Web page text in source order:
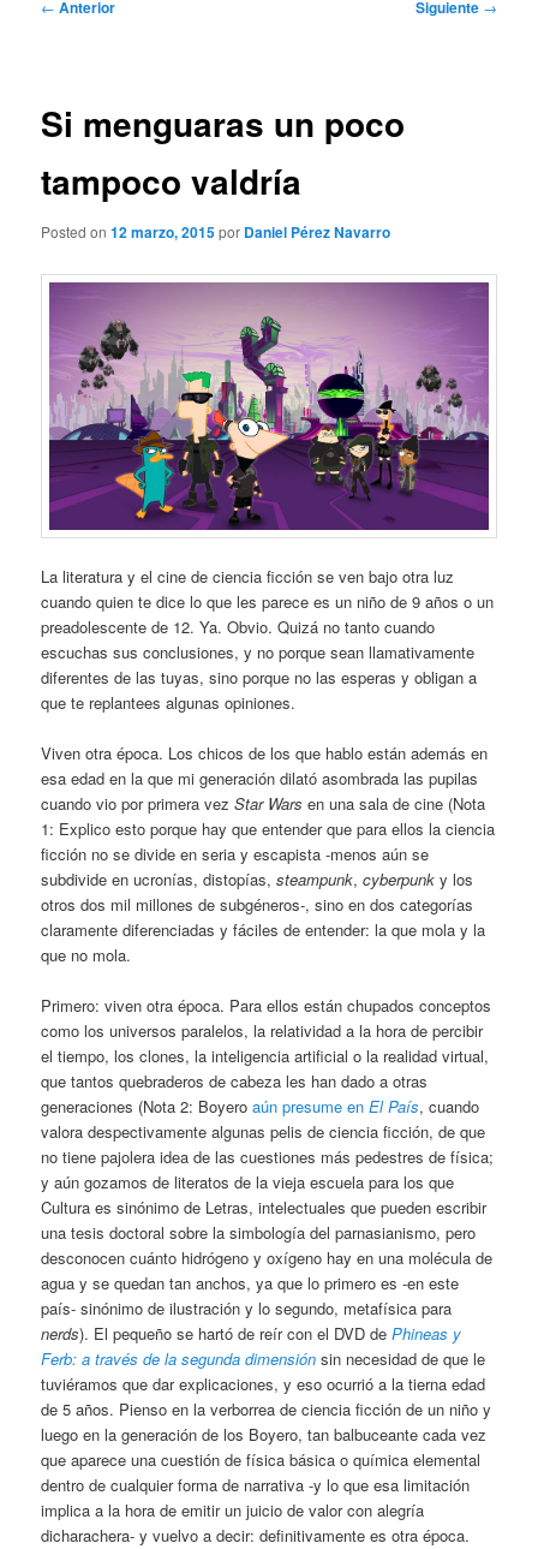
← Anterior Siguiente →
Si menguaras un poco
tampoco valdría
Posted on12 marzo, 2015por Daniel Pérez Navarro
La literatura y el cine de ciencia ficción se ven bajo otra luz
cuando quien te dice lo que les parece es un niño de 9 años o un
preadolescente de 12. Ya. Obvio. Quizá no tanto cuando
escuchas sus conclusiones, y no porque sean llamativamente
diferentes de las tuyas, sino porque no las esperas y obligan a
que te replantees algunas opiniones.
Viven otra época. Los chicos de los que hablo están además en
esa edad en la que mi generación dilató asombrada las pupilas
cuando vio por primera vezStar Wars en una sala de cine (Nota
1: Explico esto porque hay que entender que para ellos la ciencia
ficción no se divide en seria y escapista -menos aún se
subdivide en ucronías, distopías,steampunk,cyberpunk y los
otros dos mil millones de subgéneros-, sino en dos categorías
claramente diferenciadas y fáciles de entender: la que mola y la
que no mola.
Primero: viven otra época. Para ellos están chupados conceptos
como los universos paralelos, la relatividad a la hora de percibir
el tiempo, los clones, la inteligencia artificial o la realidad virtual,
que tantos quebraderos de cabeza les han dado a otras
generaciones (Nota 2: Boyeroaún presume enEl País, cuando
valora despectivamente algunas pelis de ciencia ficción, de que
no tiene pajolera idea de las cuestiones más pedestres de física;
y aún gozamos de literatos de la vieja escuela para los que
Cultura es sinónimo de Letras, intelectuales que pueden escribir
una tesis doctoral sobre la simbología del parnasianismo, pero
desconocen cuánto hidrógeno y oxígeno hay en una molécula de
agua y se quedan tan anchos, ya que lo primero es -en este
país- sinónimo de ilustración y lo segundo, metafísica para
nerds). El pequeño se hartó de reír con el DVD dePhineas y
Ferb: a través de la segunda dimensión sin necesidad de que le
tuviéramos que dar explicaciones, y eso ocurrió a la tierna edad
de 5 años. Pienso en la verborrea de ciencia ficción de un niño y
luego en la generación de los Boyero, tan balbuceante cada vez
que aparece una cuestión de física básica o química elemental
dentro de cualquier forma de narrativa -y lo que esa limitación
implica a la hora de emitir un juicio de valor con alegría
dicharachera- y vuelvo a decir: definitivamente es otra época.